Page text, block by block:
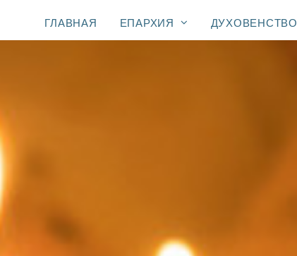
ГЛАВНАЯ ЕПАРХИЯ ДУХОВЕНСТВО